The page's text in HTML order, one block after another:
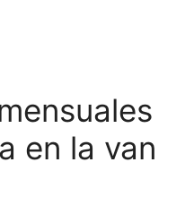
en la van